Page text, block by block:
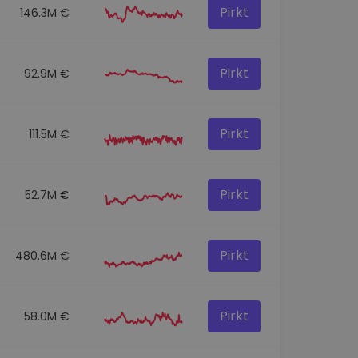
146.3M € Pirkt
92.9M € Pirkt
111.5M € Pirkt
52.7M € Pirkt
480.6M € Pirkt
58.0M € Pirkt